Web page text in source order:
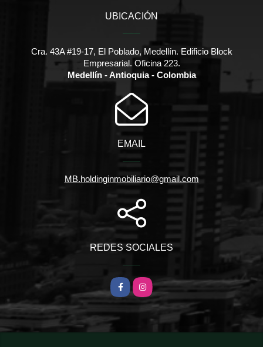
UBICACIÓN
Cra. 43A #19-17, El Poblado, Medellín. Edificio Block
Empresarial. Oficina 223.
Medellín - Antioquia - Colombia
EMAIL
MB.holdinginmobiliario@gmail.com
REDES SOCIALES
FacebookInstagram